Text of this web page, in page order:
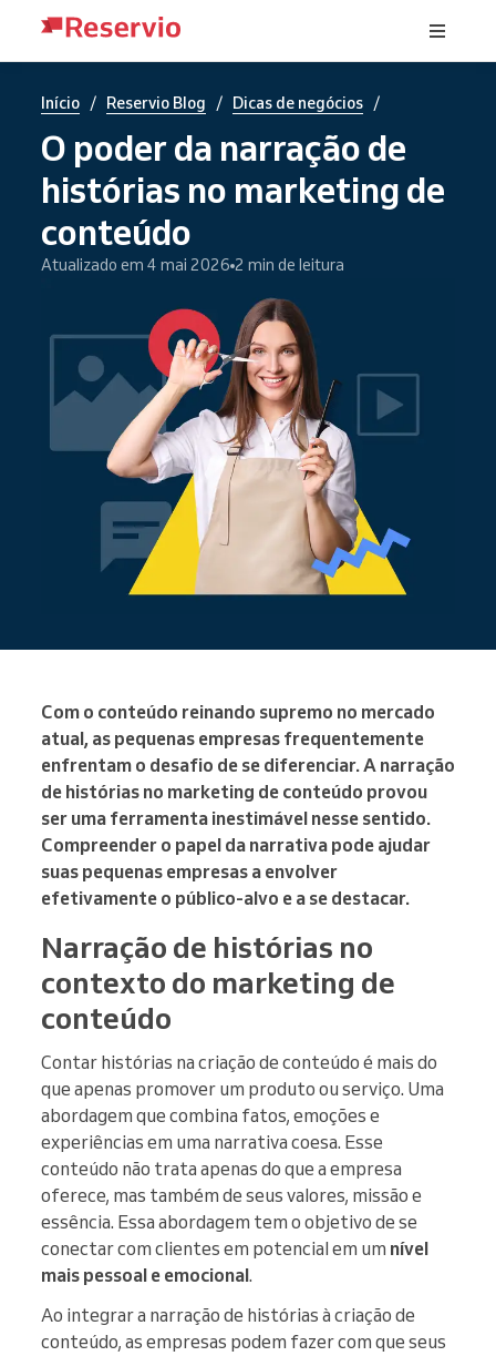
Início / Reservio Blog / Dicas de negócios /
O poder da narração de
histórias no marketing de
conteúdo
Atualizado em 4 mai 2026 2 min de leitura
Com o conteúdo reinando supremo no mercado
atual, as pequenas empresas frequentemente
enfrentam o desafio de se diferenciar. A narração
de histórias no marketing de conteúdo provou
ser uma ferramenta inestimável nesse sentido.
Compreender o papel da narrativa pode ajudar
suas pequenas empresas a envolver
efetivamente o público-alvo e a se destacar.
Narração de histórias no
contexto do marketing de
conteúdo
Contar histórias na criação de conteúdo é mais do
que apenas promover um produto ou serviço. Uma
abordagem que combina fatos, emoções e
experiências em uma narrativa coesa. Esse
conteúdo não trata apenas do que a empresa
oferece, mas também de seus valores, missão e
essência. Essa abordagem tem o objetivo de se
conectar com clientes em potencial em um nível
mais pessoal e emocional.
Ao integrar a narração de histórias à criação de
conteúdo, as empresas podem fazer com que seus